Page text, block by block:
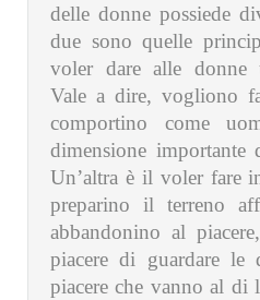
delle donne possiede
due sono quelle
voler dare alle donne
Vale a dire, vogliono
comportino come
dimensione importante
Un’altra è il voler fare
preparino il terreno
abbandonino al
piacere di guardare
piacere che vanno al di